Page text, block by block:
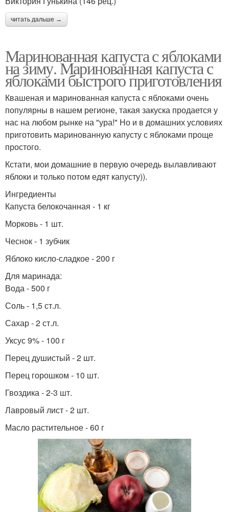
читать дальше →
Маринованная капуста с яблоками
на зиму. Маринованная капуста с
яблоками быстрого приготовления
Квашеная и маринованная капуста с яблоками очень
популярны в нашем регионе, такая закуска продается у
нас на любом рынке на "ура!" Но и в домашних условиях
приготовить маринованную капусту с яблоками проще
простого.
Кстати, мои домашние в первую очередь вылавливают
яблоки и только потом едят капусту)).
Ингредиенты
Капуста белокочанная - 1 кг
Морковь - 1 шт.
Чеснок - 1 зубчик
Яблоко кисло-сладкое - 200 г
Для маринада:
Вода - 500 г
Соль - 1,5 ст.л.
Сахар - 2 ст.л.
Уксус 9% - 100 г
Перец душистый - 2 шт.
Перец горошком - 10 шт.
Гвоздика - 2-3 шт.
Лавровый лист - 2 шт.
Масло растительное - 60 г